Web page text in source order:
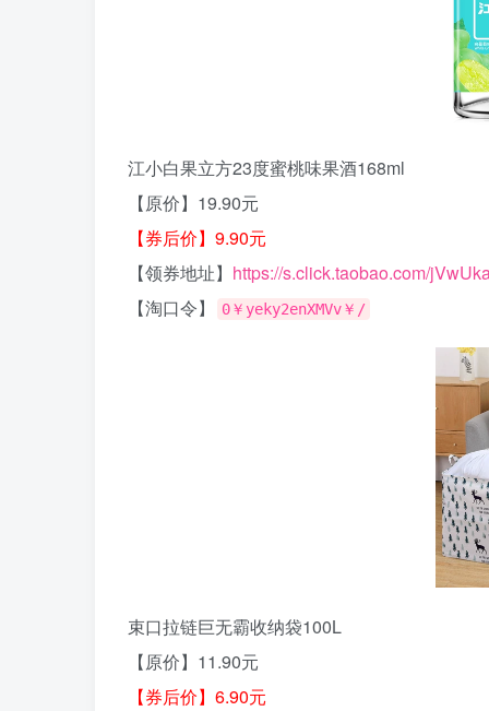
江小白果立方23度蜜桃味果酒168ml
【原价】19.90元
【券后价】9.90元
【领券地址】 https://s.click.taobao.com/
【淘口令】
0￥yeky2enXMVv￥/
束口拉链巨无霸收纳袋100L
【原价】11.90元
【券后价】6.90元